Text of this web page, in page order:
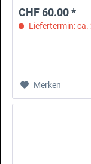
CHF 60.00 *
Liefertermin: ca.
Merken